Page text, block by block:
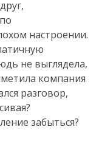
настроении.
не выглядела,
компания
разговор,
забыться?